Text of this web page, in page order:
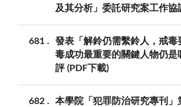
及其分析」委託研究案工作協
681
發表「解鈴仍需繫鈴人，戒毒
毒成功最重要的關鍵人物仍是
評 (PDF下載)
682
本學院「犯罪防治研究專刊」